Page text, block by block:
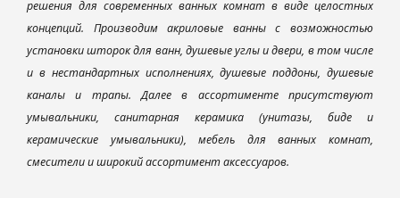
решения для современных ванных комнат в виде целостных
концепций. Производим акриловые ванны с возможностью
установки шторок для ванн, душевые углы и двери, в том числе
и в нестандартных исполнениях, душевые поддоны, душевые
каналы и трапы. Далее в ассортименте присутствуют
умывальники, санитарная керамика (унитазы, биде и
керамические умывальники), мебель для ванных комнат,
смесители и широкий ассортимент аксессуаров.